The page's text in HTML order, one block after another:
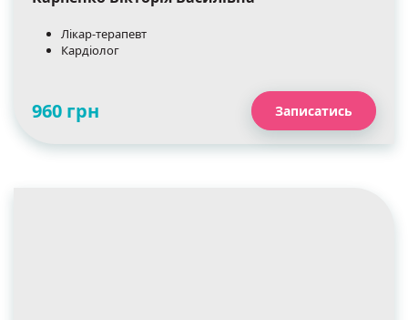
Лікар-терапевт
Кардіолог
960 грн Записатись